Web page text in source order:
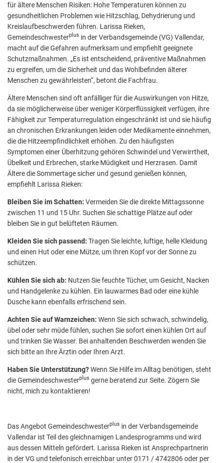
für ältere Menschen Risiken: Hohe Temperaturen können zu
gesundheitlichen Problemen wie Hitzschlag, Dehydrierung und
Kreislaufbeschwerden führen. Larissa Rieken,
Gemeindeschwesterplus in der Verbandsgemeinde (VG) Vallendar,
macht auf die Gefahren aufmerksam und empfiehlt geeignete
Schutzmaßnahmen. „Es ist entscheidend, präventive Maßnahmen
zu ergreifen, um die Sicherheit und das Wohlbefinden älterer
Menschen zu gewährleisten“, betont die Fachfrau.
Ältere Menschen sind oft anfälliger für die Auswirkungen von Hitze,
da sie möglicherweise über weniger Körperflüssigkeit verfügen, ihre
Fähigkeit zur Temperaturregulation eingeschränkt ist und sie häufig
an chronischen Erkrankungen leiden oder Medikamente einnehmen,
die die Hitzeempfindlichkeit erhöhen. Zu den häufigsten
Symptomen einer Überhitzung gehören Schwindel und Verwirrtheit,
Übelkeit und Erbrechen, starke Müdigkeit und Herzrasen. Damit
Ältere die Sommertage sicher und gesund genießen können,
empfiehlt Larissa Rieken:
Bleiben Sie im Schatten: Vermeiden Sie die direkte Mittagssonne
zwischen 11 und 15 Uhr. Suchen Sie schattige Plätze auf oder
bleiben Sie in gut belüfteten Räumen.
Kleiden Sie sich passend: Tragen Sie leichte, luftige, helle Kleidung
und einen Hut oder eine Mütze, um Ihren Kopf vor der Sonne zu
schützen.
Kühlen Sie sich ab: Nutzen Sie feuchte Tücher, um Gesicht, Nacken
und Handgelenke zu kühlen. Ein lauwarmes Bad oder eine kühle
Dusche kann ebenfalls erfrischend sein.
Achten Sie auf Warnzeichen: Wenn Sie sich schwach, schwindelig,
übel oder sehr müde fühlen, suchen Sie sofort einen kühlen Ort auf
und trinken Sie Wasser. Bei anhaltenden Beschwerden wenden Sie
sich bitte an Ihre Ärztin oder Ihren Arzt.
Haben Sie Unterstützung?Wenn Sie Hilfe im Alltag benötigen, steht
die Gemeindeschwesterplus gerne beratend zur Seite. Zögern Sie
nicht, mich zu kontaktieren!
Das Angebot Gemeindeschwesterplus in der Verbandsgemeinde
Vallendar ist Teil des gleichnamigen Landesprogramms und wird
aus dessen Mitteln gefördert. Larissa Rieken ist Ansprechpartnerin
in der VG und telefonisch erreichbar unter 0171 / 4742806 oder per